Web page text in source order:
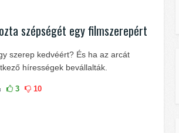
szépségét egy filmszerepért
szerep kedvéért? És ha az arcát
hírességek bevállalták.
3 10